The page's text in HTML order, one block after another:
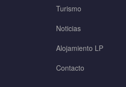
Turismo
Noticias
Alojamiento LP
Contacto